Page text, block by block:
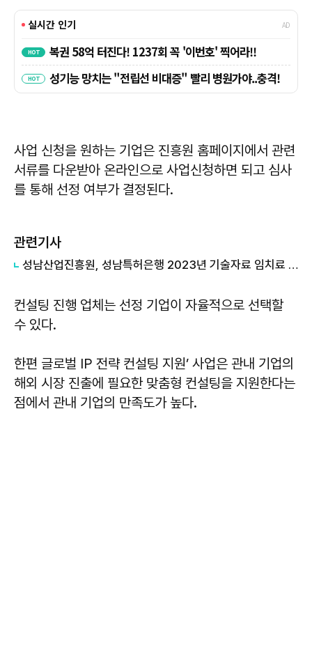
사업 신청을 원하는 기업은 진흥원 홈페이지에서 관련
서류를 다운받아 온라인으로 사업신청하면 되고 심사
를 통해 선정 여부가 결정된다.
관련기사
성남산업진흥원, 성남특허은행 2023년 기술자료 임치료 지원 사업 시행
컨설팅 진행 업체는 선정 기업이 자율적으로 선택할
수 있다.
한편 글로벌 IP 전략 컨설팅 지원’ 사업은 관내 기업의
해외 시장 진출에 필요한 맞춤형 컨설팅을 지원한다는
점에서 관내 기업의 만족도가 높다.